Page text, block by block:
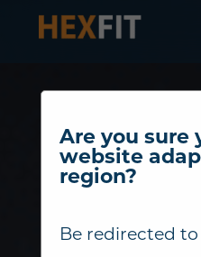
Are you sure
website
region?
Be redirected